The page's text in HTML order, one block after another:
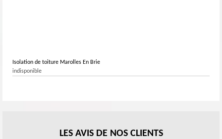
Isolation de toiture Marolles En Brie
indisponible
LES AVIS DE NOS CLIENTS